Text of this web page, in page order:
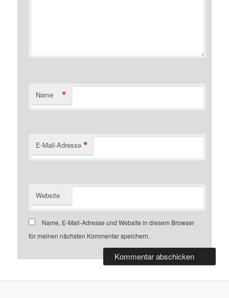
Name *
E-Mail-Adresse *
Website
Name, E-Mail-Adresse und Website in diesem Browser
für meinen nächsten Kommentar speichern.